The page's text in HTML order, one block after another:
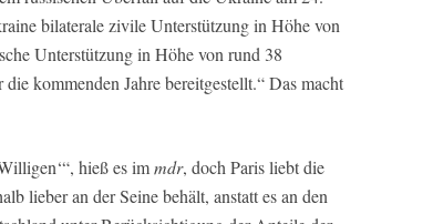
bilaterale zivile Unterstützung in Höhe von
Unterstützung in Höhe von rund 38
kommenden Jahre bereitgestellt.“ Das macht
hieß es immdr, doch Paris liebt die
lieber an der Seine behält, anstatt es an den